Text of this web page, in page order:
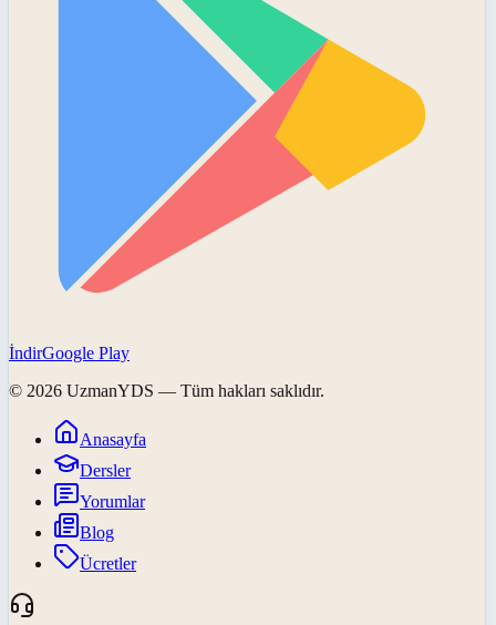
İndirGoogle Play
© 2026 UzmanYDS — Tüm hakları saklıdır.
Anasayfa
Dersler
Yorumlar
Blog
Ücretler